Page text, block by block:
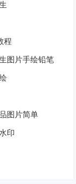
程
图片手绘铅笔
图片简单
印